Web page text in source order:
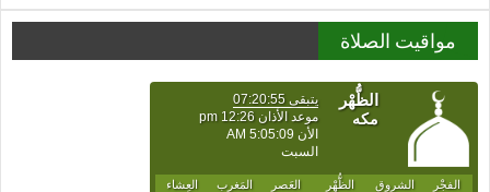
رضي
مغلقة
مواقيت الصلاة